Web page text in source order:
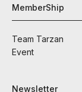
MemberShip
Team Tarzan
Event
Newsletter